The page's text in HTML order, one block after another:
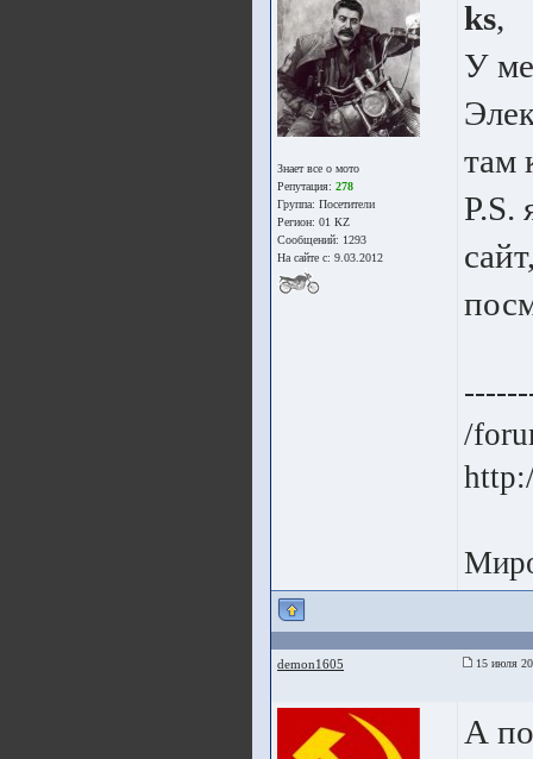
Знает все о мото
Репутация: 278
Группа: Посетители
Регион: 01 КZ
Сообщений: 1293
На сайте с: 9.03.2012
ks,
У
там
P.S.
/
demon1605 15 июля
А